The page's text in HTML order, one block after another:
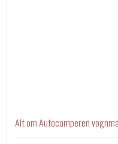
Alt om Autocamperen